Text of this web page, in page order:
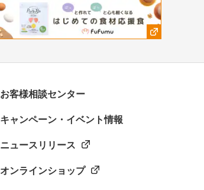
お客様相談センター
キャンペーン・イベント情報
ニュースリリース
オンラインショップ